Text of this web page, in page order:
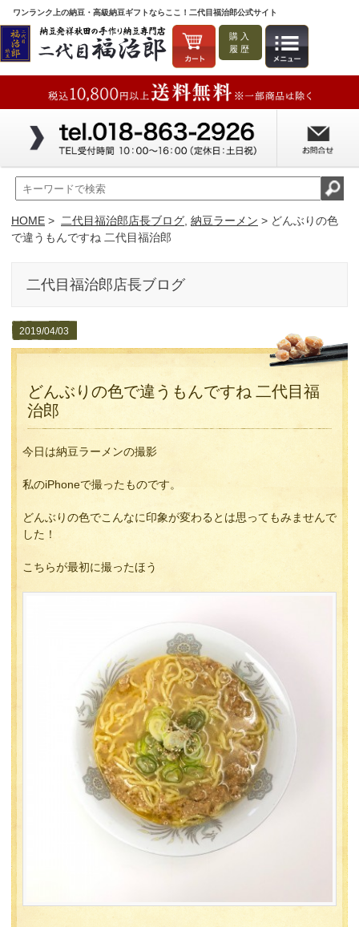
ワンランク上の納豆・高級納豆ギフトならここ！二代目福治郎公式サイト
購入
履歴
HOME > 二代目福治郎店長ブログ 納豆ラーメン > どんぶりの色
で違うもんですね 二代目福治郎
二代目福治郎店長ブログ
2019/04/03
どんぶりの色で違うもんですね 二代目福
治郎
今日は納豆ラーメンの撮影
私のiPhoneで撮ったものです。
どんぶりの色でこんなに印象が変わるとは思ってもみませんで
した！
こちらが最初に撮ったほう